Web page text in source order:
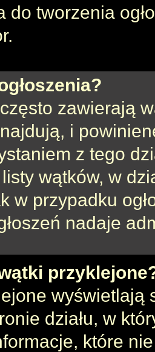
do tworzenia
zawierają
i
z tego
wątków, w
w przypadku
nadaje
wyświetlają
działu, w
które